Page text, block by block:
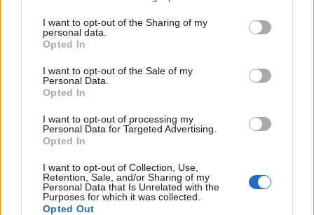
I want to opt-out of the Sharing of my
personal data.
Opted In
I want to opt-out of the Sale of my
Personal Data.
Opted In
I want to opt-out of processing my
Personal Data for Targeted Advertising.
Opted In
I want to opt-out of Collection, Use,
Retention, Sale, and/or Sharing of my
Personal Data that Is Unrelated with the
Purposes for which it was collected.
Opted Out
CONDIVIDI QUESTO ARTICOLO:
X Mastodon
WhatsApp Stampa
LE MIGLIORI OFFERTE AMAZON